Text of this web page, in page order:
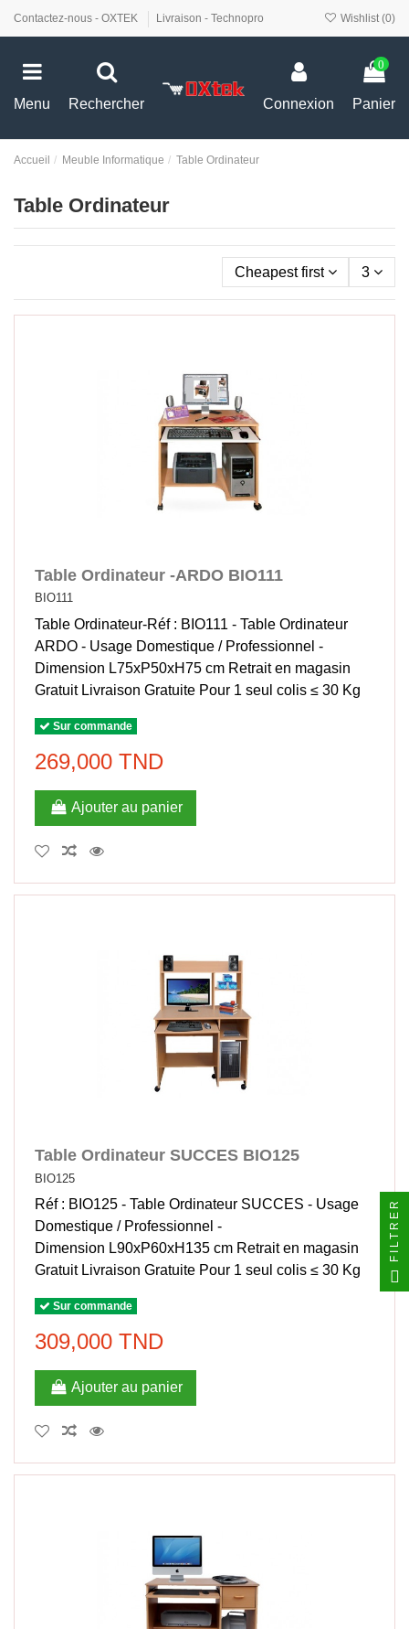
Contactez-nous - OXTEK Livraison - Technopro Wishlist (0)
Menu Rechercher Connexion
0
Panier
Accueil Meuble Informatique Table Ordinateur
Table Ordinateur
Cheapest first 3
Table Ordinateur -ARDO BIO111
BIO111
Table Ordinateur-Réf : BIO111 - Table Ordinateur
ARDO - Usage Domestique / Professionnel -
Dimension L75xP50xH75 cm Retrait en magasin
Gratuit Livraison Gratuite Pour 1 seul colis ≤ 30 Kg
Sur commande
269,000 TND
Ajouter au panier
Table Ordinateur SUCCES BIO125
BIO125
Réf : BIO125 - Table Ordinateur SUCCES - Usage
Domestique / Professionnel -
Dimension L90xP60xH135 cm Retrait en magasin
Gratuit Livraison Gratuite Pour 1 seul colis ≤ 30 Kg
Sur commande
309,000 TND
Ajouter au panier
FILTRER